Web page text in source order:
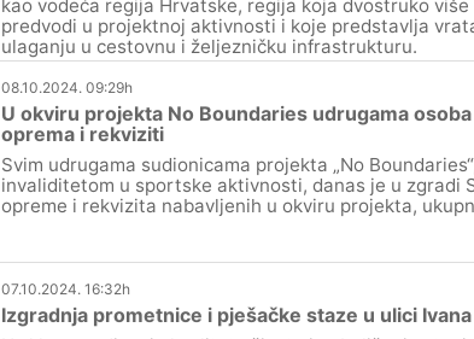
kao vodeća regija Hrvatske, regija koja dvostruko
predvodi u projektnoj aktivnosti i koje predstavlja
ulaganju u cestovnu i željezničku infrastrukturu.
08.10.2024. 09:29h
U okviru projekta No Boundaries udrugama
oprema i rekviziti
Svim udrugama sudionicama projekta „No
invaliditetom u sportske aktivnosti, danas je u zgradi
opreme i rekvizita nabavljenih u okviru projekta,
07.10.2024. 16:32h
Izgradnja prometnice i pješačke staze u ulici